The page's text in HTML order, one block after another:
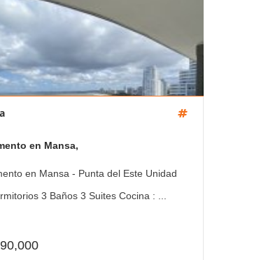
en Mansa,
en Mansa - Punta del Este Unidad
3 Baños 3 Suites Cocina : ...